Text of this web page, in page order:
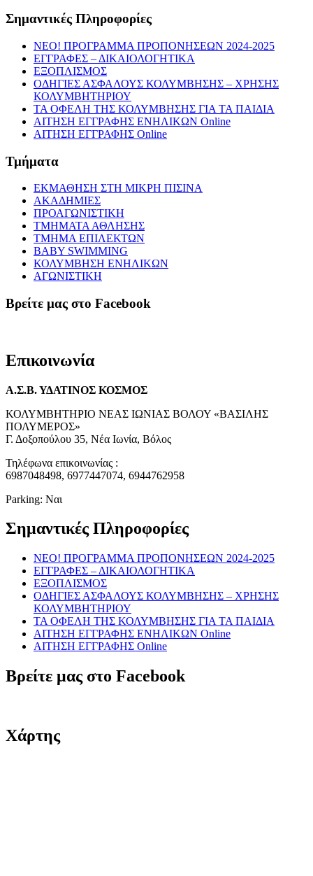
Σημαντικές Πληροφορίες
NEO! ΠΡΟΓΡΑΜΜΑ ΠΡΟΠΟΝΗΣΕΩΝ 2024-2025
ΕΓΓΡΑΦΕΣ – ΔΙΚΑΙΟΛΟΓΗΤΙΚΑ
ΕΞΟΠΛΙΣΜΟΣ
ΟΔΗΓΙΕΣ ΑΣΦΑΛΟΥΣ ΚΟΛΥΜΒΗΣΗΣ – ΧΡΗΣΗΣ
ΚΟΛΥΜΒΗΤΗΡΙΟΥ
ΤΑ ΟΦΕΛΗ ΤΗΣ ΚΟΛΥΜΒΗΣΗΣ ΓΙΑ ΤΑ ΠΑΙΔΙΑ
ΑΙΤΗΣΗ ΕΓΓΡΑΦΗΣ ΕΝΗΛΙΚΩΝ Online
ΑΙΤΗΣΗ ΕΓΓΡΑΦΗΣ Online
Τμήματα
ΕΚΜΑΘΗΣΗ ΣΤΗ ΜΙΚΡΗ ΠΙΣΙΝΑ
ΑΚΑΔΗΜΙΕΣ
ΠΡΟΑΓΩΝΙΣΤΙΚΗ
ΤΜΗΜΑΤΑ ΑΘΛΗΣΗΣ
ΤΜΗΜΑ ΕΠΙΛΕΚΤΩΝ
BABY SWIMMING
ΚΟΛΥΜΒΗΣΗ ΕΝΗΛΙΚΩΝ
ΑΓΩΝΙΣΤΙΚΗ
Βρείτε μας στο Facebook
Επικοινωνία
Α.Σ.Β. ΥΔΑΤΙΝΟΣ ΚΟΣΜΟΣ
ΚΟΛΥΜΒΗΤΗΡΙΟ ΝΕΑΣ ΙΩΝΙΑΣ ΒΟΛΟΥ «ΒΑΣΙΛΗΣ
ΠΟΛΥΜΕΡΟΣ»
Γ. Δοξοπούλου 35, Νέα Ιωνία, Βόλος
Τηλέφωνα επικοινωνίας :
6987048498, 6977447074, 6944762958
Parking: Ναι
Σημαντικές Πληροφορίες
NEO! ΠΡΟΓΡΑΜΜΑ ΠΡΟΠΟΝΗΣΕΩΝ 2024-2025
ΕΓΓΡΑΦΕΣ – ΔΙΚΑΙΟΛΟΓΗΤΙΚΑ
ΕΞΟΠΛΙΣΜΟΣ
ΟΔΗΓΙΕΣ ΑΣΦΑΛΟΥΣ ΚΟΛΥΜΒΗΣΗΣ – ΧΡΗΣΗΣ
ΚΟΛΥΜΒΗΤΗΡΙΟΥ
ΤΑ ΟΦΕΛΗ ΤΗΣ ΚΟΛΥΜΒΗΣΗΣ ΓΙΑ ΤΑ ΠΑΙΔΙΑ
ΑΙΤΗΣΗ ΕΓΓΡΑΦΗΣ ΕΝΗΛΙΚΩΝ Online
ΑΙΤΗΣΗ ΕΓΓΡΑΦΗΣ Online
Βρείτε μας στο Facebook
Χάρτης